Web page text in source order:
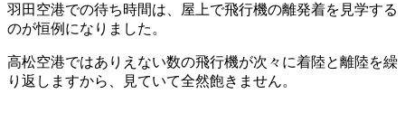
羽田空港での待ち時間は、屋上で飛行機の離発着を見学する
のが恒例になりました。
高松空港ではありえない数の飛行機が次々に着陸と離陸を繰
り返しますから、見ていて全然飽きません。